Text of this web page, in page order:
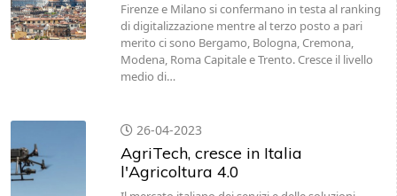
Firenze e Milano si confermano in testa al ranking
di digitalizzazione mentre al terzo posto a pari
merito ci sono Bergamo, Bologna, Cremona,
Modena, Roma Capitale e Trento. Cresce il livello
medio di…
26-04-2023
AgriTech, cresce in Italia
l'Agricoltura 4.0